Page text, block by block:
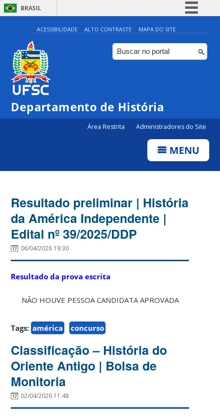
BRASIL
Simplifique!
Comunica BR
Participe
Canais
ACESSIBILIDADE ALTO CONTRASTE MAPA DO SITE
Departamento de História
Área Restrita Administradores do Site
MENU
Resultado preliminar | História
da América Independente |
Edital nº 39/2025/DDP
06/04/2026 19:30
Resultado da prova escrita
NÃO HOUVE PESSOA CANDIDATA APROVADA
Tags: américa concurso
Classificação – História do
Oriente Antigo | Bolsa de
Monitoria
02/04/2026 11:48